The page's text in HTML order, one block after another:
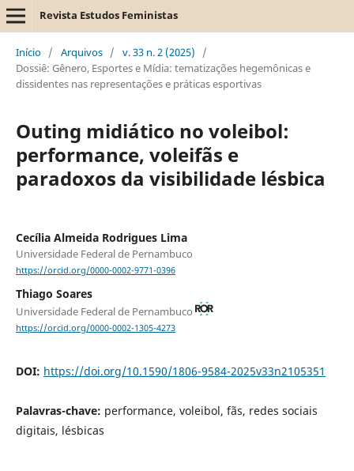
Revista Estudos Feministas
Início / Arquivos / v. 33 n. 2 (2025)
/
Dossiê: Gênero, Esportes e Mídia: tematizações hegemônicas e
dissidentes nas representações e práticas esportivas
Outing midiático no voleibol:
performance, voleifãs e
paradoxos da visibilidade lésbica
Cecília Almeida Rodrigues Lima
Universidade Federal de Pernambuco
https://orcid.org/0000-0002-9771-0396
Thiago Soares
Universidade Federal de Pernambuco
https://orcid.org/0000-0002-1305-4273
DOI: https://doi.org/10.1590/1806-9584-2025v33n2105351
Palavras-chave: performance, voleibol, fãs, redes sociais
digitais, lésbicas